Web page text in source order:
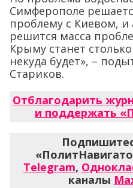
Симферополе
проблему с Киевом, и
решится масса
Крыму станет
некуда будет», –
Стариков.
Отблагодарить
и поддержать
Telegram,
каналы